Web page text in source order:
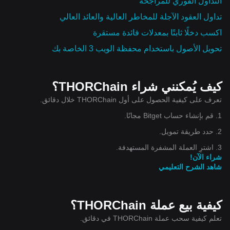
تداول العقود الآجلة للمخاطر العالية والعائد العالي
اكسب دخلًا ثابتًا بمعدلات فائدة مستقرة
تحويل الأصول باستخدام محفظة الويب 3 الخاصة بك
كيف يُمكنني شراء THORChain؟
تعرف على كيفية الحصول على أول THORChain خلال دقائق.
1. قم بإنشاء حساب Bitget مجانًا.
2. حدد طريقة تمويل.
3. اشترِ العملة المشفرة المستهدفة.
شراء الآن!
شاهد الشرح التعليمي
كيفية بيع عملة THORChain؟
تعلم كيفية سحب عملة THORChain في دقائق.